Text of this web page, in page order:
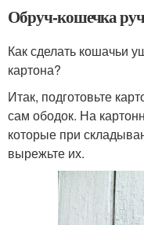
Обруч-кошечка
Как сделать кошачьи
картона?
Итак, подготовьте
сам ободок. На
которые при
вырежьте их.